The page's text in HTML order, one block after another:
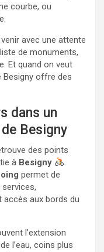
courbe, ou
venir avec une attente
de monuments,
Et quand on veut
Besigny offre des
dans un
Besigny
des points
à Besigny
.
permet de
services,
accès aux bords du
l’extension
l’eau, coins plus